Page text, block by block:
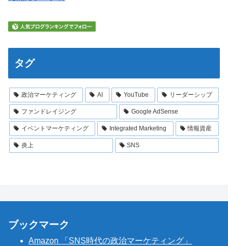
タグ
政治マーケティング AI YouTube リーダーシップ
ファンドレイジング Google AdSense
イベントマーケティング Integrated Marketing 情報資産
炎上 SNS
ブックマーク
Amazon 「SNS時代の政治マーケティング」